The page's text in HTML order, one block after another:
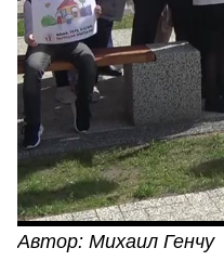
Автор: Михаил Генчу